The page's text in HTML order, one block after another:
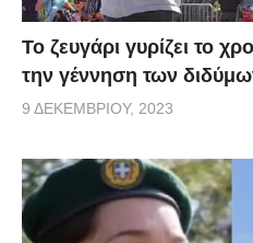
Το ζευγάρι γυρίζει το
την γέννηση των
9 ΔΕΚΕΜΒΡΊΟΥ, 2023